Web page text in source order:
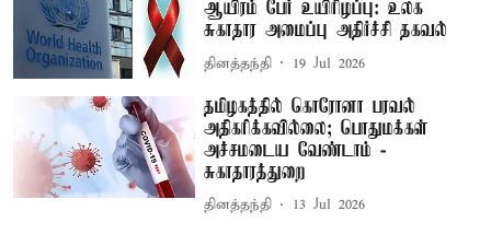
ஆயிரம் பேர் உயிரிழப்பு: உலக
சுகாதார அமைப்பு அதிர்ச்சி தகவல்
தினத்தந்தி 19 Jul 2026
தமிழகத்தில் கொரோனா பரவல்
அதிகரிக்கவில்லை; பொதுமக்கள்
அச்சமடைய வேண்டாம் -
சுகாதாரத்துறை
தினத்தந்தி 13 Jul 2026